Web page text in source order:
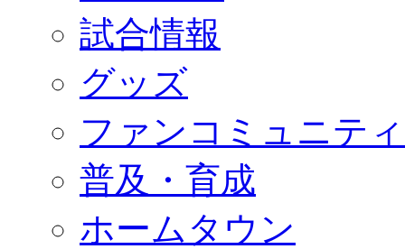
GOODS
オフィシャルストア（実店舗）
オンラインストア
ACADEMY
アカデミーについて
コーチ&スタッフ
ジュニア
ジュニアユース
ユース
練習拠点（ナラディーア）
SCHOOL
CLUB
試合情報
グッズ
ファンコミュニティ
普及・育成
ホームタウン